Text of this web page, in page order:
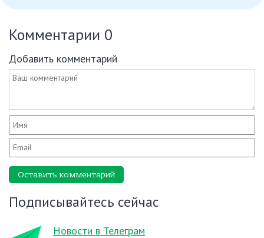
Комментарии 0
Добавить комментарий
Оставить комментарий
Подписывайтесь сейчас
Новости в Телеграм